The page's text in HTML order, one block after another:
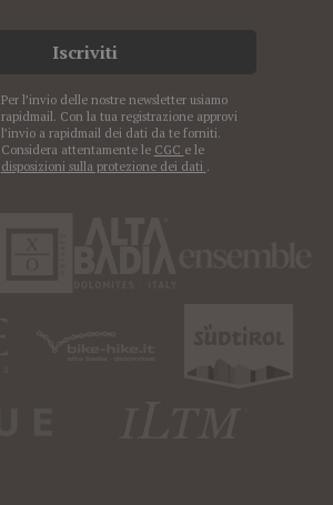
Iscriviti
Per l’invio delle nostre newsletter usiamo
rapidmail. Con la tua registrazione approvi
l’invio a rapidmail dei dati da te forniti.
Considera attentamente le CGC e le
disposizioni sulla protezione dei dati .